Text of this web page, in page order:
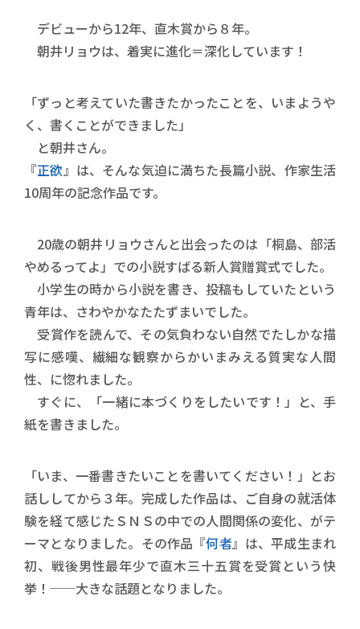
デビューから12年、直木賞から８年。
朝井リョウは、着実に進化＝深化しています！
「ずっと考えていた書きたかったことを、いまようや
く、書くことができました」
と朝井さん。
『正欲』は、そんな気迫に満ちた長篇小説、作家生活
10周年の記念作品です。
20歳の朝井リョウさんと出会ったのは「桐島、部活
やめるってよ」での小説すばる新人賞贈賞式でした。
小学生の時から小説を書き、投稿もしていたという
青年は、さわやかなたたずまいでした。
受賞作を読んで、その気負わない自然でたしかな描
写に感嘆、繊細な観察からかいまみえる質実な人間
性、に惚れました。
すぐに、「一緒に本づくりをしたいです！」と、手
紙を書きました。
「いま、一番書きたいことを書いてください！」とお
話ししてから３年。完成した作品は、ご自身の就活体
験を経て感じたＳＮＳの中での人間関係の変化、がテ
ーマとなりました。その作品『何者』は、平成生まれ
初、戦後男性最年少で直木三十五賞を受賞という快
挙！──大きな話題となりました。